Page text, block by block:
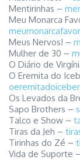
Mentirinhas –
Meu Monarca
Meus Nervos! –
Mulher de 30 –
O Diário de
O Eremita do
Os Levados da
Sapo Brothers –
Talco e Show –
Tiras da Jeh –
Tirinhas do Zé –
Vida de Suporte –